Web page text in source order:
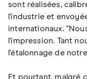
sont réalisées,
l'industrie et
internationaux.
l'impression. Tant
l'étalonnage de
Et pourtant, malgré